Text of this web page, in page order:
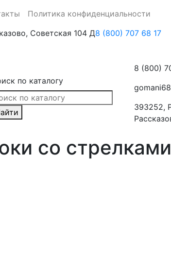
Политика конфиденциальности
Советская 104 Д8 (800) 707 68 17
по каталогу
8 (800)
393252,
со стрелками